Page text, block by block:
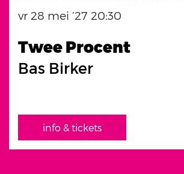
Twee Procent
Bas Birker
vr 28 mei ’27 20:30
info & tickets